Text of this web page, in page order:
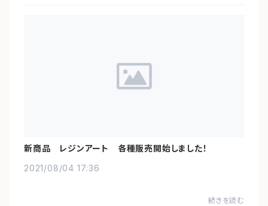
新商品 レジンアート 各種販売開始しました！
2021/08/04 17:36
続きを読む